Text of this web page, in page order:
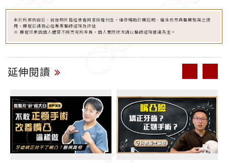
本診所案例術前、術後照片皆經患者同意授權刊登，僅作輔助診療說明、衛生教育與醫療知識之使
用，療程前請務必經專業醫師諮詢及評估
※ 療程效果因個人體質不同而有所差異，個人實際狀況請以醫師諮詢建議為主。
延伸閱讀